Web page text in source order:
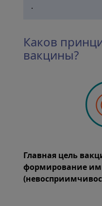
.
Каков
вакцины?
Главная цель
формирование